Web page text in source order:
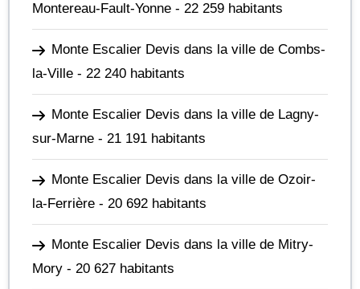
Montereau-Fault-Yonne - 22 259 habitants
Monte Escalier Devis dans la ville de Combs-
la-Ville - 22 240 habitants
Monte Escalier Devis dans la ville de Lagny-
sur-Marne - 21 191 habitants
Monte Escalier Devis dans la ville de Ozoir-
la-Ferrière - 20 692 habitants
Monte Escalier Devis dans la ville de Mitry-
Mory - 20 627 habitants